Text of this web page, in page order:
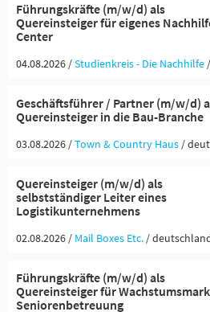
Führungskräfte (m/w/d) als
Quereinsteiger für eigenes
Center
04.08.2026 /Studienkreis - Die Nachhilfe
Geschäftsführer / Partner (m/w/d)
Quereinsteiger in die Bau-Branche
03.08.2026 /Town & Country Haus /
Quereinsteiger (m/w/d) als
selbstständiger Leiter eines
Logistikunternehmens
02.08.2026 / Mail Boxes Etc. /
Führungskräfte (m/w/d) als
Quereinsteiger für
Seniorenbetreuung